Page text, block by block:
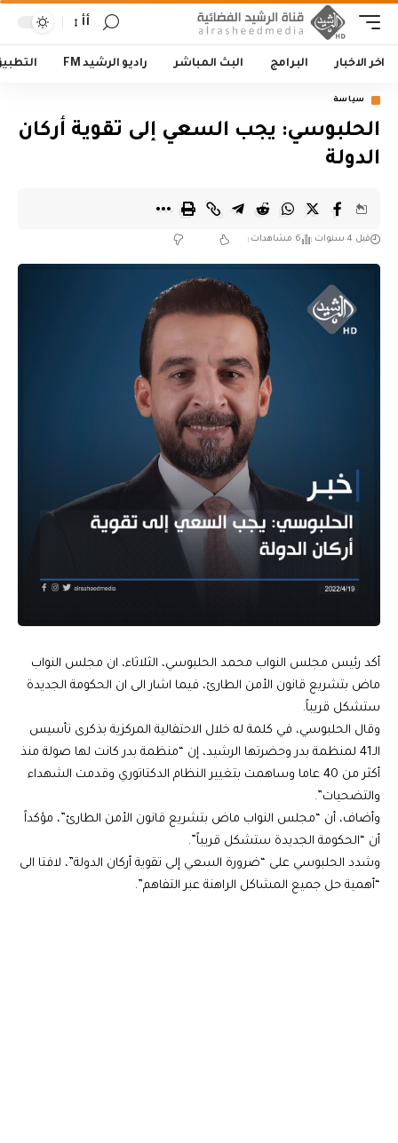
أأ
اخر الاخبار البرامج البث المباشر راديو الرشيد FM
سياسة
الحلبوسي: يجب السعي إلى تقوية أركان
الدولة
قبل 4 سنوات 6 مشاهدات
أكد رئيس مجلس النواب محمد الحلبوسي، الثلاثاء، ان مجلس النواب
ماض بتشريع قانون الأمن الطارئ، فيما اشار الى ان الحكومة الجديدة
ستشكل قريباً.
وقال الحلبوسي، في كلمة له خلال الاحتفالية المركزية بذكرى تأسيس
الـ41 لمنظمة بدر وحضرتها الرشيد، إن “منظمة بدر كانت لها صولة منذ
أكثر من 40 عاما وساهمت بتغيير النظام الدكتاتوري وقدمت الشهداء
والتضحيات”.
وأضاف، أن “مجلس النواب ماض بتشريع قانون الأمن الطارئ”، مؤكداً
أن “الحكومة الجديدة ستشكل قريباً”.
وشدد الحلبوسي على “ضرورة السعي إلى تقوية أركان الدولة”، لافتا الى
“أهمية حل جميع المشاكل الراهنة عبر التفاهم”.